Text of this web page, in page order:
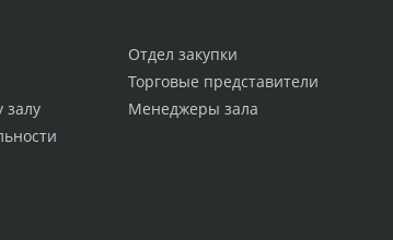
Отдел закупки
Торговые представители
Менеджеры зала
залу